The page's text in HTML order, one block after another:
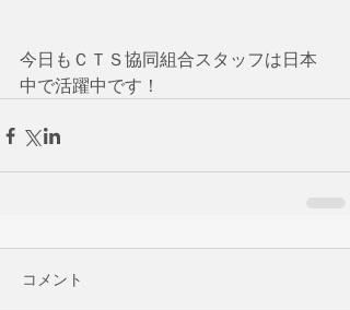
今日もＣＴＳ協同組合スタッフは日本
中で活躍中です！
コメント